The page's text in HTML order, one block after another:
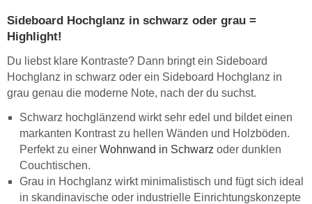
Sideboard Hochglanz in schwarz oder grau =
Highlight!
Du liebst klare Kontraste? Dann bringt ein Sideboard
Hochglanz in schwarz oder ein Sideboard Hochglanz in
grau genau die moderne Note, nach der du suchst.
Schwarz hochglänzend wirkt sehr edel und bildet einen
markanten Kontrast zu hellen Wänden und Holzböden.
Perfekt zu einer Wohnwand in Schwarz oder dunklen
Couchtischen.
Grau in Hochglanz wirkt minimalistisch und fügt sich ideal
in skandinavische oder industrielle Einrichtungskonzepte